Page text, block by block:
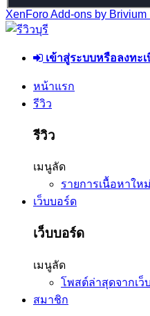
XenForo Add-ons by
เข้าสู่ระบบหรือลงทะ
หน้าแรก
รีวิว
รีวิว
เมนูลัด
รายการเนื้อหาใหม่
เว็บบอร์ด
เว็บบอร์ด
เมนูลัด
โพสต์ล่าสุดจากเว็
สมาชิก